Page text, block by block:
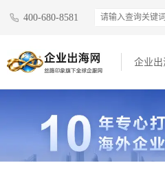
400-680-8581
企业